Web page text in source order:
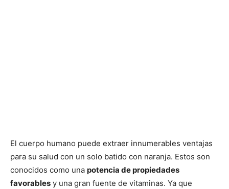
El cuerpo humano puede extraer innumerables ventajas
para su salud con un solo batido con naranja. Estos son
conocidos como una potencia de propiedades
favorables y una gran fuente de vitaminas. Ya que